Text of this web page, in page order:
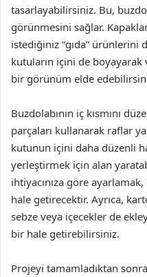
tasarlayabilirsiniz. Bu,
görünmesini sağlar.
istediğiniz “gıda” ürünlerini
kutuların içini de boyayarak
bir görünüm elde
Buzdolabının iç kısmını
parçaları kullanarak raflar
kutunun içini daha düzenli
yerleştirmek için alan
ihtiyacınıza göre ayarlamak,
hale getirecektir. Ayrıca,
sebze veya içecekler de
bir hale getirebilirsiniz.
Projeyi tamamladıktan